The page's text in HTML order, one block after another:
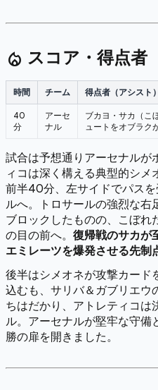
local_fire_department スコア・得点者
時間 チーム 得点者（アシスト）
40
分
アーセ
ナル
ブカヨ・サカ（こ
ュートをオブラク
試合は予想通りアーセナルが
ィコは深く構える典型的シメ
前半40分、左サイドでパス
ルへ。トロサールの強烈な右
ブロックしたものの、こぼれ
の目の前へ。 復帰戦のサカが
エミレーツを爆発させる先制
後半はシメオネが攻撃カード
込むも、サリバ＆ガブリエウ
ちはだかり、アトレティコは
ル。アーセナルが堅牢な守
勝の扉を開きました。